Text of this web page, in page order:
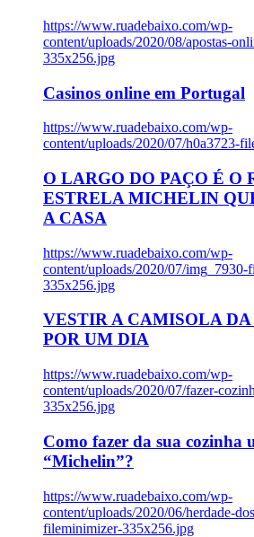
https://www.ruadebaixo.com/wp-
content/uploads/2020/08/apostas-
335x256.jpg
Casinos online em Portugal
https://www.ruadebaixo.com/wp-
content/uploads/2020/07/h0a3723-
O LARGO DO PAÇO É O
ESTRELA MICHELIN
A CASA
https://www.ruadebaixo.com/wp-
content/uploads/2020/07/
335x256.jpg
VESTIR A CAMISOLA DA
POR UM DIA
https://www.ruadebaixo.com/wp-
content/uploads/2020/07/fazer-
335x256.jpg
Como fazer da sua cozinha
“Michelin”?
https://www.ruadebaixo.com/wp-
content/uploads/2020/06/herdade-
fileminimizer-335x256.jpg